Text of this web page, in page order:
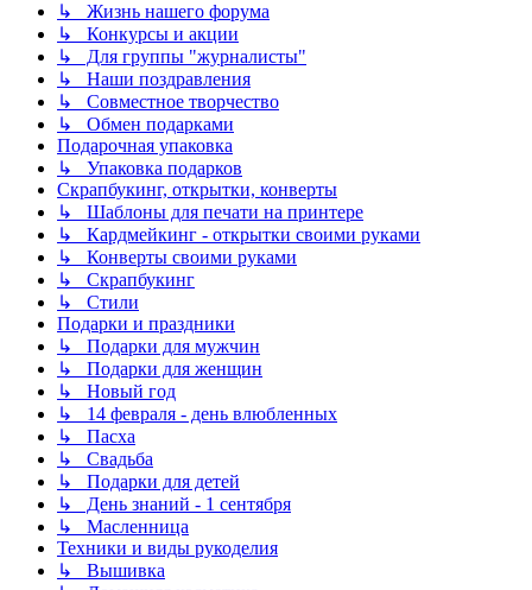
↳ Жизнь нашего форума
↳ Конкурсы и акции
↳ Для группы "журналисты"
↳ Наши поздравления
↳ Совместное творчество
↳ Обмен подарками
Подарочная упаковка
↳ Упаковка подарков
Скрапбукинг, открытки, конверты
↳ Шаблоны для печати на принтере
↳ Кардмейкинг - открытки своими руками
↳ Конверты своими руками
↳ Скрапбукинг
↳ Стили
Подарки и праздники
↳ Подарки для мужчин
↳ Подарки для женщин
↳ Новый год
↳ 14 февраля - день влюбленных
↳ Пасха
↳ Свадьба
↳ Подарки для детей
↳ День знаний - 1 сентября
↳ Масленница
Техники и виды рукоделия
↳ Вышивка